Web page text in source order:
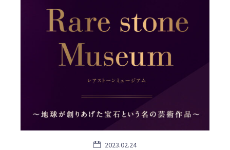
2023.02.24